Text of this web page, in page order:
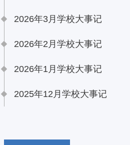
2026年3月学校大事记
2026年2月学校大事记
2026年1月学校大事记
2025年12月学校大事记